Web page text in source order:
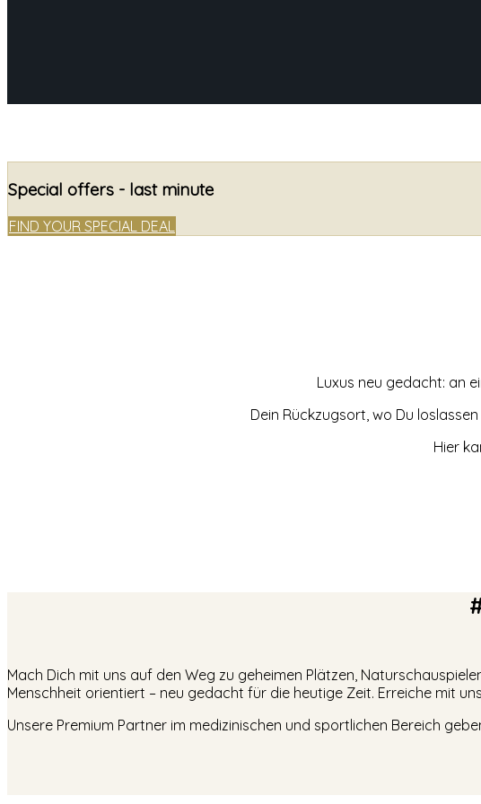
Special offers - last minute
FIND YOUR SPECIAL DEAL
Luxus neu gedacht: an
Dein Rückzugsort, wo Du
Hier
Mach Dich mit uns auf den Weg zu geheimen Plätzen,
Menschheit orientiert – neu gedacht für die heutige Zeit. Erreiche mit
Unsere Premium Partner im medizinischen und sportlichen Bereich